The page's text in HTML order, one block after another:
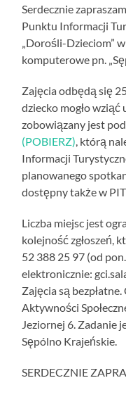
Serdecznie
Punktu Informacji
„Dorośli-Dzieciom”
komputerowe pn.
Zajęcia odbędą się
dziecko mogło wziąć
zobowiązany jest
(POBIERZ), którą
Informacji
planowanego
dostępny także w
Liczba miejsc jest
kolejność zgłoszeń,
52 388 25 97 (od
elektronicznie:
Zajęcia są
Aktywności
Jeziornej 6. Zadanie
Sępólno Krajeńskie.
SERDECZNIE